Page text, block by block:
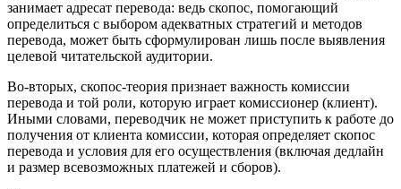
занимает адресат перевода: ведь скопос, помогающий
определиться с выбором адекватных стратегий и методов
перевода, может быть сформулирован лишь после выявления
целевой читательской аудитории.
Во-вторых, скопос-теория признает важность комиссии
перевода и той роли, которую играет комиссионер (клиент).
Иными словами, переводчик не может приступить к работе до
получения от клиента комиссии, которая определяет скопос
перевода и условия для его осуществления (включая дедлайн
и размер всевозможных платежей и сборов).